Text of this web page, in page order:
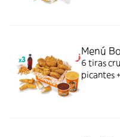
Menú
6 tiras
picantes